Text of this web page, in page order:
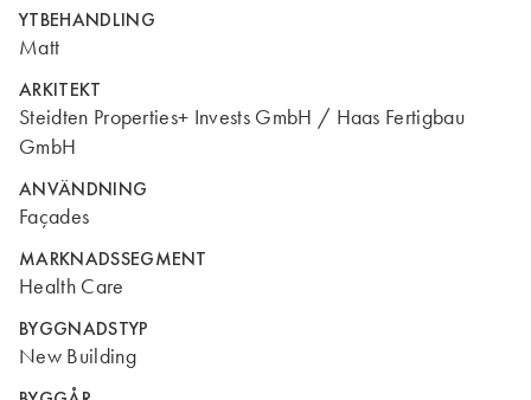
YTBEHANDLING
Matt
ARKITEKT
Steidten Properties+ Invests GmbH / Haas Fertigbau
GmbH
ANVÄNDNING
Façades
MARKNADSSEGMENT
Health Care
BYGGNADSTYP
New Building